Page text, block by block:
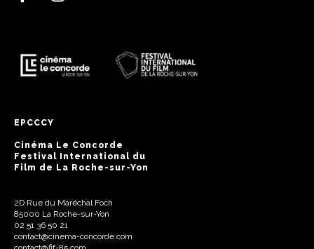
EPCCCY
Cinéma Le Concorde
Festival International du
Film de La Roche-sur-Yon
2D Rue du Maréchal Foch
85000 La Roche-sur-Yon
02 51 36 50 21
contact@cinema-concorde.com